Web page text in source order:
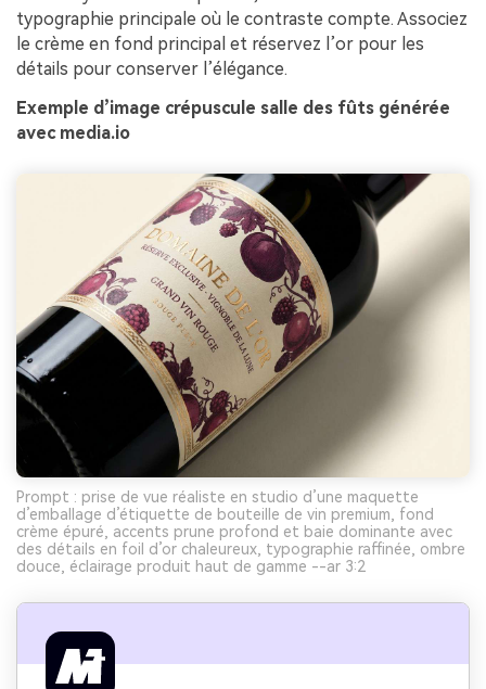
typographie principale où le contraste compte. Associez
le crème en fond principal et réservez l’or pour les
détails pour conserver l’élégance.
Exemple d’image crépuscule salle des fûts générée
avec media.io
Prompt : prise de vue réaliste en studio d’une maquette
d’emballage d’étiquette de bouteille de vin premium, fond
crème épuré, accents prune profond et baie dominante avec
des détails en foil d’or chaleureux, typographie raffinée, ombre
douce, éclairage produit haut de gamme --ar 3:2